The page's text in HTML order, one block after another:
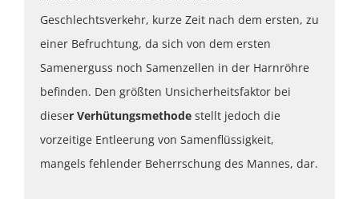
Geschlechtsverkehr, kurze Zeit nach dem ersten, zu
einer Befruchtung, da sich von dem ersten
Samenerguss noch Samenzellen in der Harnröhre
befinden. Den größten Unsicherheitsfaktor bei
dieser Verhütungsmethode stellt jedoch die
vorzeitige Entleerung von Samenflüssigkeit,
mangels fehlender Beherrschung des Mannes, dar.